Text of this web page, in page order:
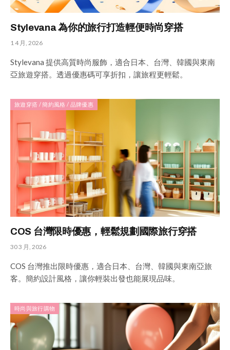
Stylevana 為你的旅行打造輕便時尚穿搭
1 4 月, 2026
Stylevana 提供高質時尚服飾，適合日本、台灣、韓國與東南
亞旅遊穿搭。透過優惠碼可享折扣，讓旅程更輕鬆。
旅遊穿搭 / 簡約風格 / 品牌優惠
COS 台灣限時優惠，輕鬆規劃國際旅行穿搭
30 3 月, 2026
COS 台灣推出限時優惠，適合日本、台灣、韓國與東南亞旅
客。簡約設計風格，讓你輕裝出發也能展現品味。
時尚與旅行購物